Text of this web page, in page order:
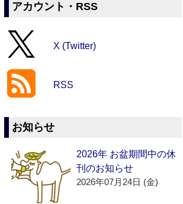
アカウント・RSS
X (Twitter)
RSS
お知らせ
2026年 お盆期間中の休
刊のお知らせ
2026年07月24日 (金)